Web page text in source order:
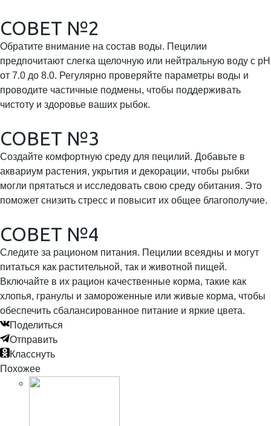
СОВЕТ №2
Обратите внимание на состав воды. Пецилии
предпочитают слегка щелочную или нейтральную воду с pH
от 7.0 до 8.0. Регулярно проверяйте параметры воды и
проводите частичные подмены, чтобы поддерживать
чистоту и здоровье ваших рыбок.
СОВЕТ №3
Создайте комфортную среду для пецилий. Добавьте в
аквариум растения, укрытия и декорации, чтобы рыбки
могли прятаться и исследовать свою среду обитания. Это
поможет снизить стресс и повысит их общее благополучие.
СОВЕТ №4
Следите за рационом питания. Пецилии всеядны и могут
питаться как растительной, так и животной пищей.
Включайте в их рацион качественные корма, такие как
хлопья, гранулы и замороженные или живые корма, чтобы
обеспечить сбалансированное питание и яркие цвета.
Поделиться
Отправить
Класснуть
Похожее